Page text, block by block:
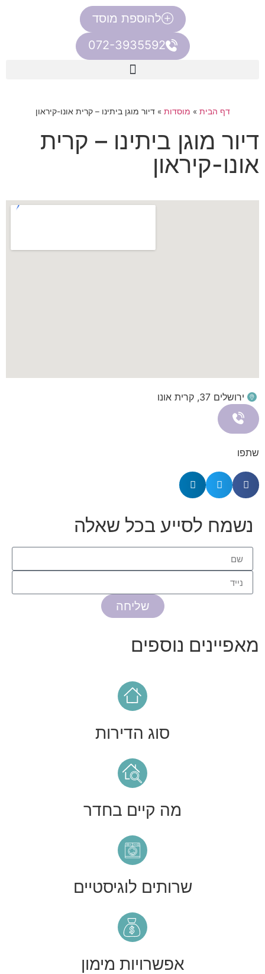
להוספת מוסד
072-3935592
דף הבית » מוסדות »דיור מוגן ביתינו – קרית אונו-קיראון
דיור מוגן ביתינו – קרית
אונו-קיראון
ירושלים 37, קרית אונו
שתפו
נשמח לסייע בכל שאלה
שליחה
מאפיינים נוספים
סוג הדירות
מה קיים בחדר
שרותים לוגיסטיים
אפשרויות מימון